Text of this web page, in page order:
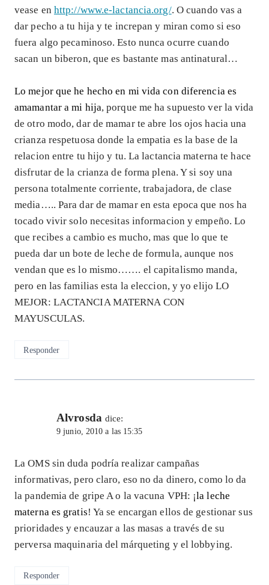
vease en http://www.e-lactancia.org/. O cuando vas a
dar pecho a tu hija y te increpan y miran como si eso
fuera algo pecaminoso. Esto nunca ocurre cuando
sacan un biberon, que es bastante mas antinatural…
Lo mejor que he hecho en mi vida con diferencia es
amamantar a mi hija, porque me ha supuesto ver la vida
de otro modo, dar de mamar te abre los ojos hacia una
crianza respetuosa donde la empatia es la base de la
relacion entre tu hijo y tu. La lactancia materna te hace
disfrutar de la crianza de forma plena. Y si soy una
persona totalmente corriente, trabajadora, de clase
media….. Para dar de mamar en esta epoca que nos ha
tocado vivir solo necesitas informacion y empeño. Lo
que recibes a cambio es mucho, mas que lo que te
pueda dar un bote de leche de formula, aunque nos
vendan que es lo mismo……. el capitalismo manda,
pero en las familias esta la eleccion, y yo elijo LO
MEJOR: LACTANCIA MATERNA CON
MAYUSCULAS.
Responder
Alvrosda dice:
9 junio, 2010 a las 15:35
La OMS sin duda podría realizar campañas
informativas, pero claro, eso no da dinero, como lo da
la pandemia de gripe A o la vacuna VPH: ¡la leche
materna es gratis! Ya se encargan ellos de gestionar sus
prioridades y encauzar a las masas a través de su
perversa maquinaria del márqueting y el lobbying.
Responder